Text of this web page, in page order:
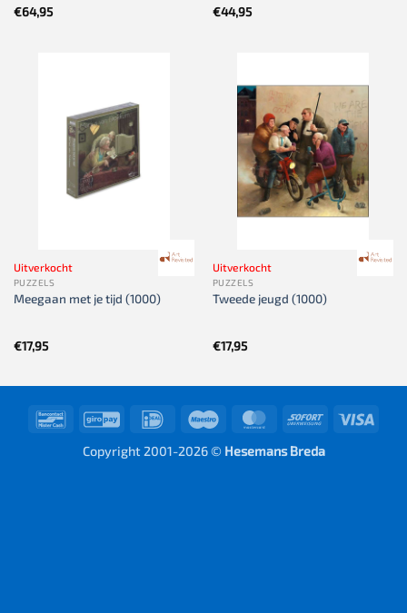
€64,95 €44,95
Uitverkocht
PUZZELS
Meegaan met je tijd (1000)
€17,95
Uitverkocht
PUZZELS
Tweede jeugd (1000)
€17,95
BancontactGiroPay IDeal Maestro MasterCardSofort
Copyright 2001-2026 © Hesemans Breda